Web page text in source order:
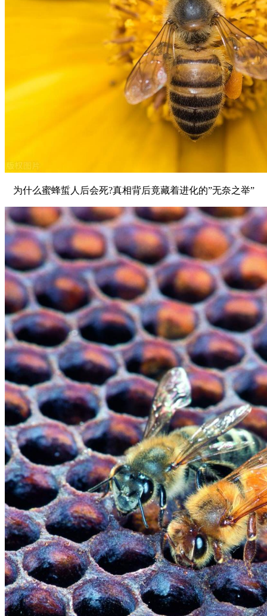
为什么蜜蜂蜇人后会死?真相背后竟藏着进化的”无奈之举”